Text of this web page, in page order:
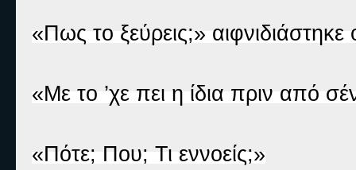
«Πως το ξεύρεις;»
«Με το ’χε πει η ίδια πριν από
«Πότε; Που; Τι εννοείς;»